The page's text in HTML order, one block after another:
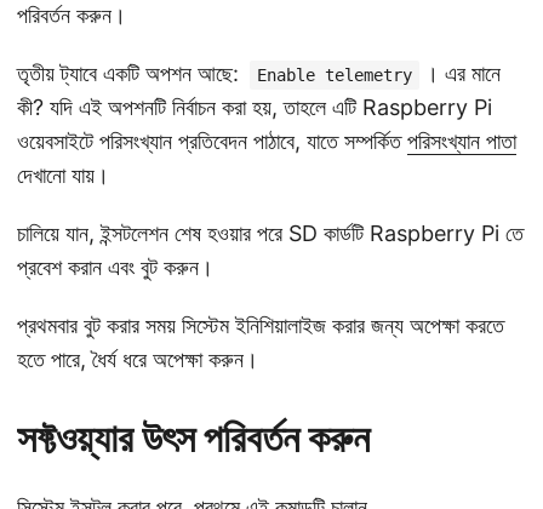
পরিবর্তন করুন।
তৃতীয় ট্যাবে একটি অপশন আছে: Enable telemetry
। এর মানে
কী? যদি এই অপশনটি নির্বাচন করা হয়, তাহলে এটি Raspberry Pi
ওয়েবসাইটে পরিসংখ্যান প্রতিবেদন পাঠাবে, যাতে সম্পর্কিতপরিসংখ্যান পাতা
দেখানো যায়।
চালিয়ে যান, ইন্সটলেশন শেষ হওয়ার পরে SD কার্ডটি Raspberry Pi তে
প্রবেশ করান এবং বুট করুন।
প্রথমবার বুট করার সময় সিস্টেম ইনিশিয়ালাইজ করার জন্য অপেক্ষা করতে
হতে পারে, ধৈর্য ধরে অপেক্ষা করুন।
সফ্টওয়্যার উৎস পরিবর্তন করুন